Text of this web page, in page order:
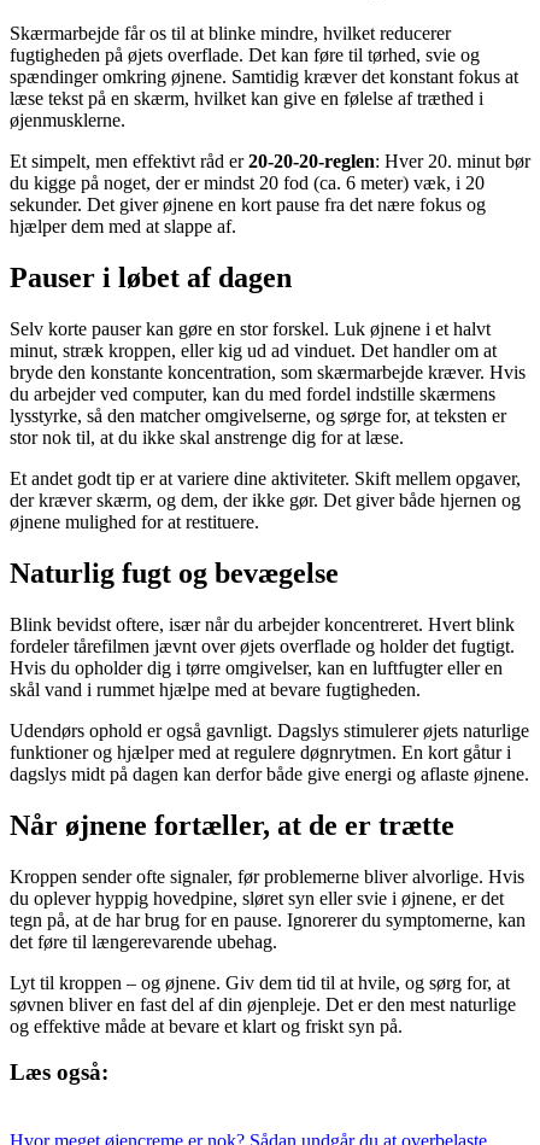
Skærmarbejde får os til at blinke mindre, hvilket reducerer
fugtigheden på øjets overflade. Det kan føre til tørhed, svie og
spændinger omkring øjnene. Samtidig kræver det konstant fokus at
læse tekst på en skærm, hvilket kan give en følelse af træthed i
øjenmusklerne.
Et simpelt, men effektivt råd er20-20-20-reglen: Hver 20. minut bør
du kigge på noget, der er mindst 20 fod (ca. 6 meter) væk, i 20
sekunder. Det giver øjnene en kort pause fra det nære fokus og
hjælper dem med at slappe af.
Pauser i løbet af dagen
Selv korte pauser kan gøre en stor forskel. Luk øjnene i et halvt
minut, stræk kroppen, eller kig ud ad vinduet. Det handler om at
bryde den konstante koncentration, som skærmarbejde kræver. Hvis
du arbejder ved computer, kan du med fordel indstille skærmens
lysstyrke, så den matcher omgivelserne, og sørge for, at teksten er
stor nok til, at du ikke skal anstrenge dig for at læse.
Et andet godt tip er at variere dine aktiviteter. Skift mellem opgaver,
der kræver skærm, og dem, der ikke gør. Det giver både hjernen og
øjnene mulighed for at restituere.
Naturlig fugt og bevægelse
Blink bevidst oftere, især når du arbejder koncentreret. Hvert blink
fordeler tårefilmen jævnt over øjets overflade og holder det fugtigt.
Hvis du opholder dig i tørre omgivelser, kan en luftfugter eller en
skål vand i rummet hjælpe med at bevare fugtigheden.
Udendørs ophold er også gavnligt. Dagslys stimulerer øjets naturlige
funktioner og hjælper med at regulere døgnrytmen. En kort gåtur i
dagslys midt på dagen kan derfor både give energi og aflaste øjnene.
Når øjnene fortæller, at de er trætte
Kroppen sender ofte signaler, før problemerne bliver alvorlige. Hvis
du oplever hyppig hovedpine, sløret syn eller svie i øjnene, er det
tegn på, at de har brug for en pause. Ignorerer du symptomerne, kan
det føre til længerevarende ubehag.
Lyt til kroppen – og øjnene. Giv dem tid til at hvile, og sørg for, at
søvnen bliver en fast del af din øjenpleje. Det er den mest naturlige
og effektive måde at bevare et klart og friskt syn på.
Læs også: